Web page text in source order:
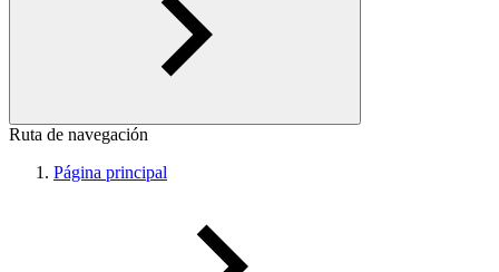
Ruta de navegación
Página principal